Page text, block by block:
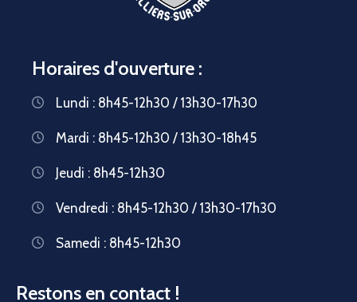
Horaires d'ouverture :
Lundi : 8h45-12h30 / 13h30-17h30
Mardi : 8h45-12h30 / 13h30-18h45
Jeudi : 8h45-12h30
Vendredi : 8h45-12h30 / 13h30-17h30
Samedi : 8h45-12h30
Restons en contact !